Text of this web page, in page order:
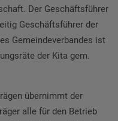
Der Geschäftsführer
Geschäftsführer der
Gemeindeverbandes ist
der Kita gem.
übernimmt der
alle für den Betrieb